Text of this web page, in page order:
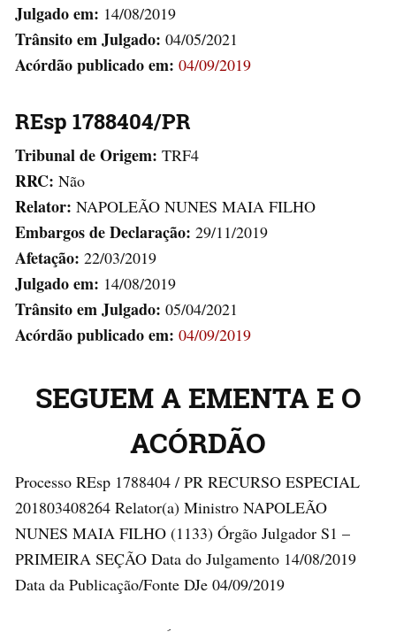
Julgado em: 14/08/2019
Trânsito em Julgado: 04/05/2021
Acórdão publicado em: 04/09/2019
REsp 1788404/PR
Tribunal de Origem: TRF4
RRC: Não
Relator: NAPOLEÃO NUNES MAIA FILHO
Embargos de Declaração: 29/11/2019
Afetação: 22/03/2019
Julgado em: 14/08/2019
Trânsito em Julgado: 05/04/2021
Acórdão publicado em: 04/09/2019
SEGUEM A EMENTA E O
ACÓRDÃO
Processo REsp 1788404 / PR RECURSO ESPECIAL
201803408264 Relator(a) Ministro NAPOLEÃO
NUNES MAIA FILHO (1133) Órgão Julgador S1 –
PRIMEIRA SEÇÃO Data do Julgamento 14/08/2019
Data da Publicação/Fonte DJe 04/09/2019